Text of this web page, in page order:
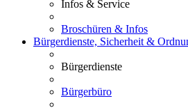
Infos & Service
Broschüren & Infos
Bürgerdienste, Sicherheit &
Bürgerdienste
Bürgerbüro